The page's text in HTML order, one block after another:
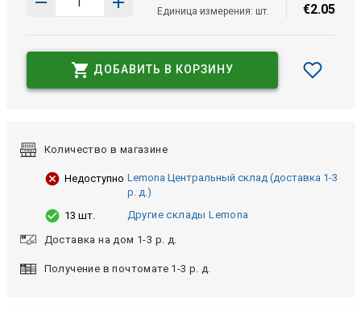
Единица измерения: шт.
€2.05
ДОБАВИТЬ В КОРЗИНУ
Количество в магазине
Недоступно Lemona Центральный склад (доставка 1-3
р. д.)
13 шт.
Другие склады Lemona
Доставка на дом 1-3 р. д.
Получение в почтомате 1-3 р. д.